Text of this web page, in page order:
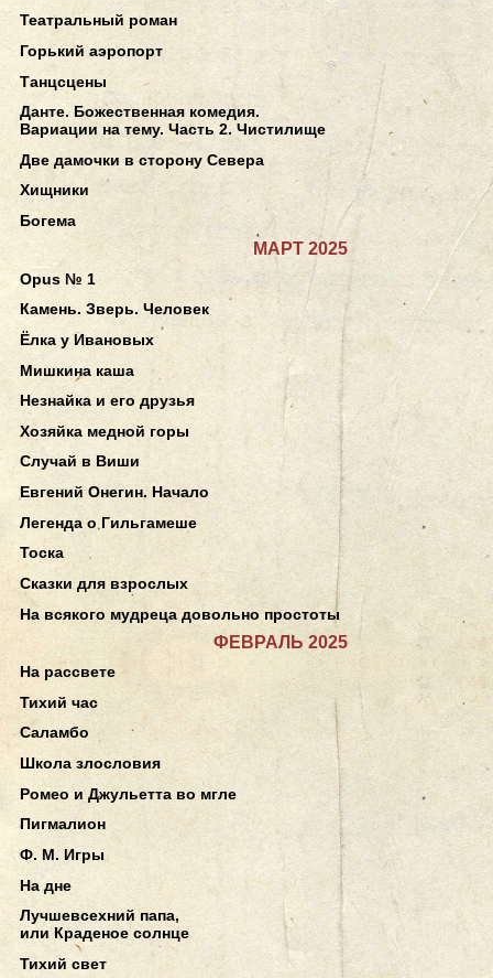
Театральный роман
Горький аэропорт
Танцсцены
Данте. Божественная комедия.
Вариации на тему. Часть 2. Чистилище
Две дамочки в сторону Севера
Хищники
Богема
МАРТ 2025
Opus № 1
Камень. Зверь. Человек
Ёлка у Ивановых
Мишкина каша
Незнайка и его друзья
Хозяйка медной горы
Случай в Виши
Евгений Онегин. Начало
Легенда о Гильгамеше
Тоска
Сказки для взрослых
На всякого мудреца довольно простоты
ФЕВРАЛЬ 2025
На рассвете
Тихий час
Саламбо
Школа злословия
Ромео и Джульетта во мгле
Пигмалион
Ф. М. Игры
На дне
Лучшевсехний папа,
или Краденое солнце
Тихий свет